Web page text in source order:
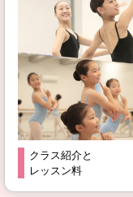
クラス紹介と
レッスン料